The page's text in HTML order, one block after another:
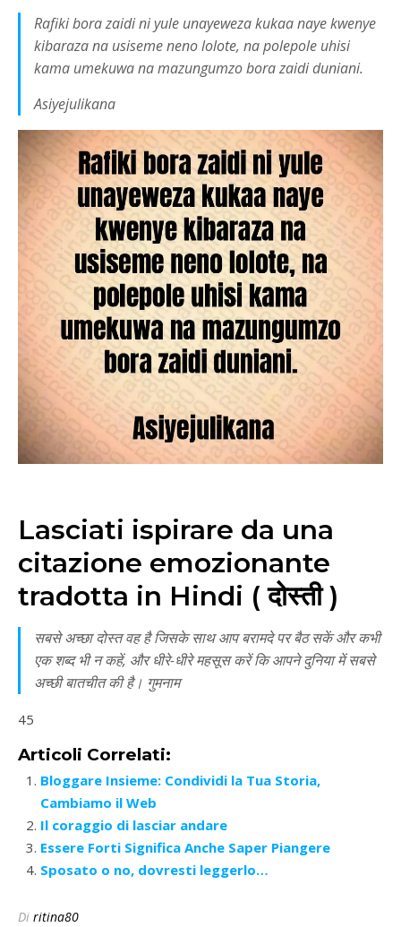
Rafiki bora zaidi ni yule unayeweza kukaa naye kwenye
kibaraza na usiseme neno lolote, na polepole uhisi
kama umekuwa na mazungumzo bora zaidi duniani.
Asiyejulikana
Lasciati ispirare da una
citazione emozionante
tradotta in Hindi ( दोस्ती )
सबसे अच्छा दोस्त वह है जिसके साथ आप बरामदे पर बैठ सकें और कभी
एक शब्द भी न कहें, और धीरे-धीरे महसूस करें कि आपने दुनिया में सबसे
अच्छी बातचीत की है। गुमनाम
45
Articoli Correlati:
Bloggare Insieme: Condividi la Tua Storia,
Cambiamo il Web
Il coraggio di lasciar andare
Essere Forti Significa Anche Saper Piangere
Sposato o no, dovresti leggerlo…
Di ritina80